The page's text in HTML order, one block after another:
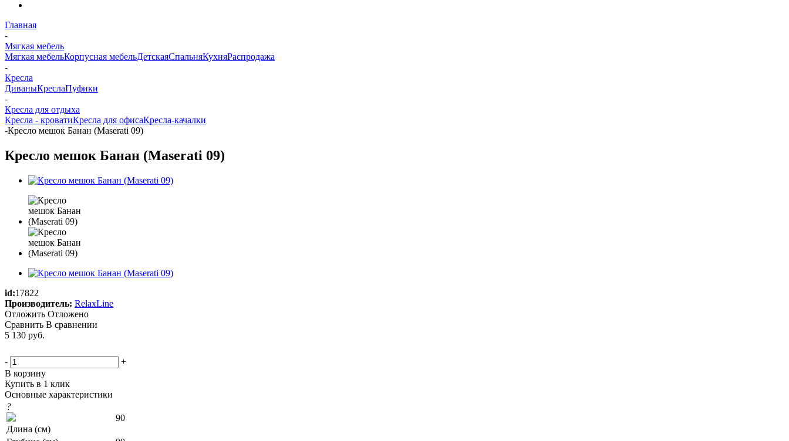
Главная
-
Мягкая мебель
Мягкая мебельКорпусная мебельДетскаяСпальняКухняРаспродажа
-
Кресла
ДиваныКреслаПуфики
-
Кресла для отдыха
Кресла - кроватиКресла для офисаКресла-качалки
-Кресло мешок Банан (Maserati 09)
Кресло мешок Банан (Maserati 09)
id:17822
Производитель: RelaxLine
Отложить Отложено
Сравнить В сравнении
5 130 руб.
-
+
В корзину
Купить в 1 клик
Основные характеристики
?
Длина (см)
90